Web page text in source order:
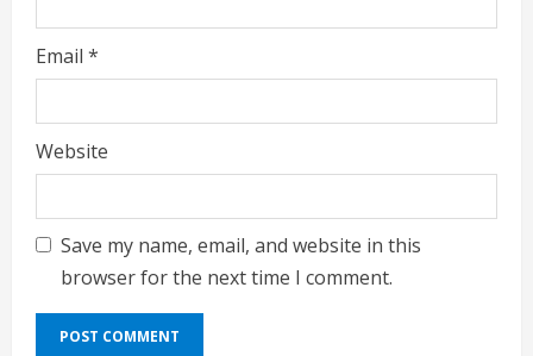
Email *
Website
Save my name, email, and website in this
browser for the next time I comment.